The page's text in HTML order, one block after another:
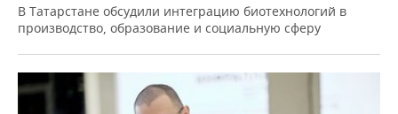
В Татарстане обсудили интеграцию биотехнологий в
производство, образование и социальную сферу